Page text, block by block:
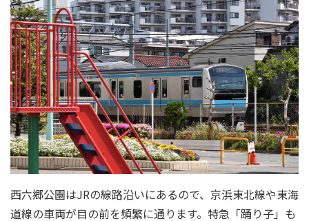
西六郷公園はJRの線路沿いにあるので、京浜東北線や東海
道線の車両が目の前を頻繁に通ります。特急「踊り子」も